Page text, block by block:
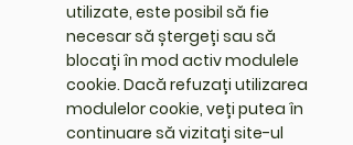
utilizate, este posibil să fie
necesar să ștergeți sau să
blocați în mod activ modulele
cookie. Dacă refuzați utilizarea
modulelor cookie, veți putea în
continuare să vizitați site-ul